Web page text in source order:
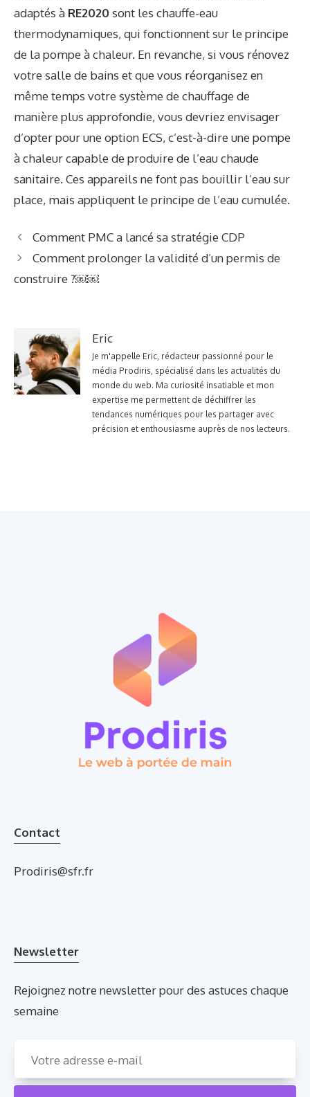
adaptés à RE2020sont les chauffe-eau
thermodynamiques, qui fonctionnent sur le principe
de la pompe à chaleur. En revanche, si vous rénovez
votre salle de bains et que vous réorganisez en
même temps votre système de chauffage de
manière plus approfondie, vous devriez envisager
d’opter pour une option ECS, c’est-à-dire une pompe
à chaleur capable de produire de l’eau chaude
sanitaire. Ces appareils ne font pas bouillir l’eau sur
place, mais appliquent le principe de l’eau cumulée.
Comment PMC a lancé sa stratégie CDP
Comment prolonger la validité d’un permis de
construire ?￼￼
Eric
Je m'appelle Eric, rédacteur passionné pour le
média Prodiris, spécialisé dans les actualités du
monde du web. Ma curiosité insatiable et mon
expertise me permettent de déchiffrer les
tendances numériques pour les partager avec
précision et enthousiasme auprès de nos lecteurs.
Contact
Prodiris@sfr.fr
Newsletter
Rejoignez notre newsletter pour des astuces chaque
semaine